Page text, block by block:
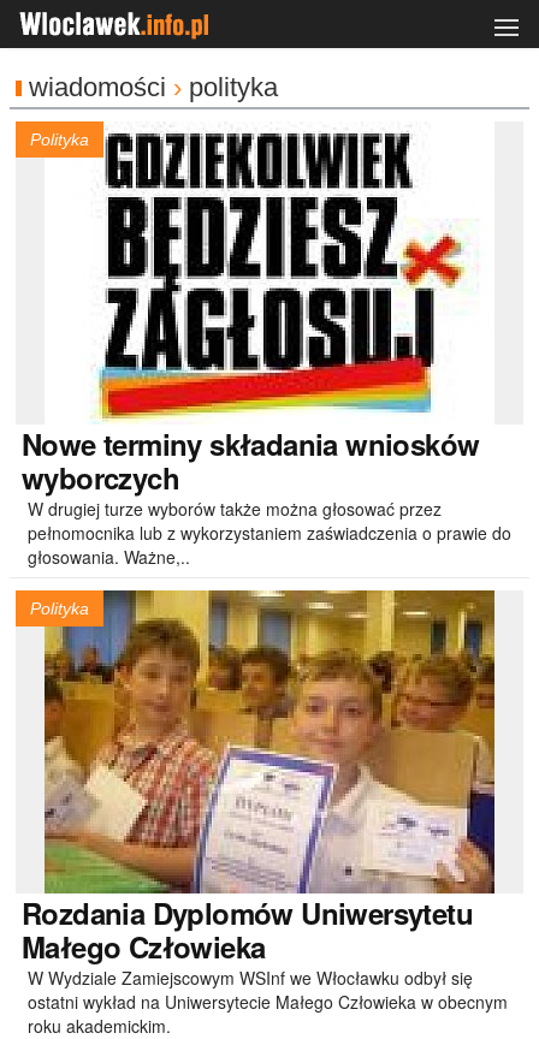
wiadomości › polityka
Polityka
Noweterminy składania wniosków
wyborczych
W drugiej turze wyborów także można głosować przez
pełnomocnika lub z wykorzystaniem zaświadczenia o prawie do
głosowania. Ważne,..
Polityka
RozdaniaDyplomów Uniwersytetu
Małego Człowieka
W Wydziale Zamiejscowym WSInf we Włocławku odbył się
ostatni wykład na Uniwersytecie Małego Człowieka w obecnym
roku akademickim.